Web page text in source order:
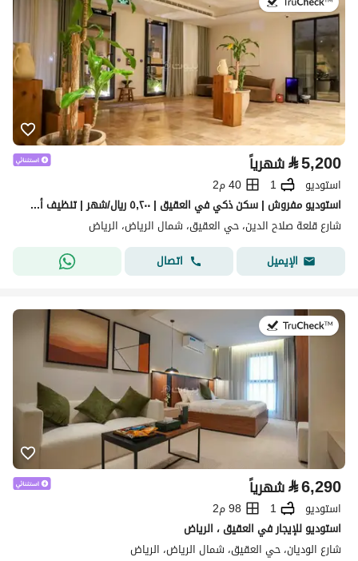
⃁5,200 شهرياً
استوديو 1
40 م2
استوديو مفروش | سكن ذكي في العقيق | ٥,٢٠٠ ريال/شهر | تنظيف أسبوعي مجاني
شارع قلعة صلاح الدين، حي العقيق، شمال الرياض، الرياض
الإيميل
اتصال
⃁6,290 شهرياً
استوديو 1
98 م2
استوديو للإيجار في العقيق ، الرياض
شارع الوديان، حي العقيق، شمال الرياض، الرياض